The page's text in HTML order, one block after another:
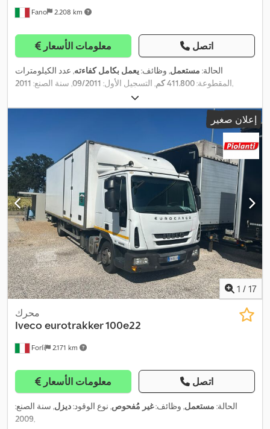
Fano 2.208 km
معلومات الأسعار اتصل
الحالة: مستعمل, وظائف:يعمل بكامل كفاءته, عدد الكيلومترات
المقطوعة:411.800 كم , التسجيل الأول: 09/2011, سنة الصنع: 2011 ,
إعلان صغير
1 / 17
Forlì 2.171 km
محرك
Ivecoeurotrakker 100e22
معلومات الأسعار اتصل
الحالة: مستعمل, وظائف:غير مُفحوص, نوع الوقود:ديزل, سنة الصنع:
2009,